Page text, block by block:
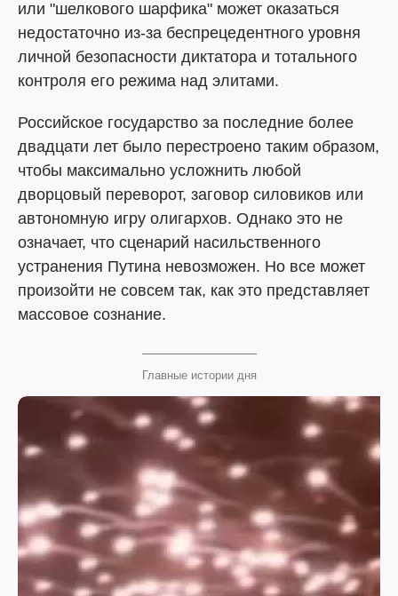
или "шелкового шарфика" может оказаться
недостаточно из-за беспрецедентного уровня
личной безопасности диктатора и тотального
контроля его режима над элитами.
Российское государство за последние более
двадцати лет было перестроено таким образом,
чтобы максимально усложнить любой
дворцовый переворот, заговор силовиков или
автономную игру олигархов. Однако это не
означает, что сценарий насильственного
устранения Путина невозможен. Но все может
произойти не совсем так, как это представляет
массовое сознание.
Главные истории дня